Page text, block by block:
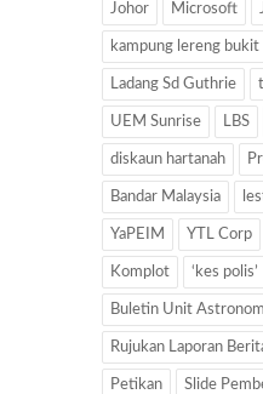
Johor Microsoft
kampung lereng bukit
Ladang Sd Guthrie
UEM Sunrise LBS
diskaun hartanah
Bandar Malaysia
YaPEIM YTL Corp
Komplot ‘kes polis’
Buletin Unit
Rujukan Laporan
Petikan Slide